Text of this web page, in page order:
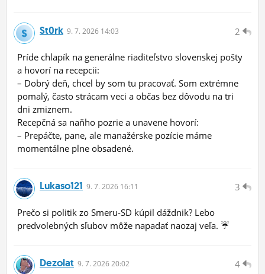
2
St0rk 9. 7. 2026 14:03
Príde chlapík na generálne riaditeľstvo slovenskej pošty
a hovorí na recepcii:
– Dobrý deň, chcel by som tu pracovať. Som extrémne
pomalý, často strácam veci a občas bez dôvodu na tri
dni zmiznem.
Recepčná sa naňho pozrie a unavene hovorí:
– Prepáčte, pane, ale manažérske pozície máme
momentálne plne obsadené.
3
Lukaso121 9. 7. 2026 16:11
Prečo si politik zo Smeru-SD kúpil dáždnik? Lebo
predvolebných sľubov môže napadať naozaj veľa. ☔
4
Dezolat 9. 7. 2026 20:02